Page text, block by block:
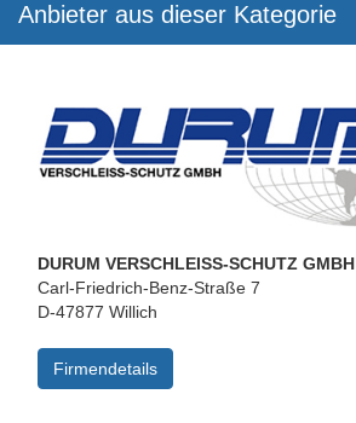
Anbieter aus dieser Kategorie
DURUM VERSCHLEISS-SCHUTZ GMBH
Carl-Friedrich-Benz-Straße 7
D-47877 Willich
Firmendetails